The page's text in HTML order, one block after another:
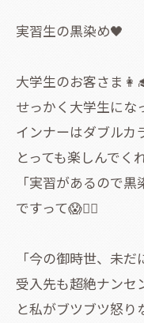
実習生の黒染め🖤
大学生のお客さま
せっかく大学生にな
インナーはダブルカ
とっても楽しんでく
「実習があるので
ですって😱😵‍💫
「今の御時世、未
受入先も超絶ナンセ
と私がブツブツ怒り